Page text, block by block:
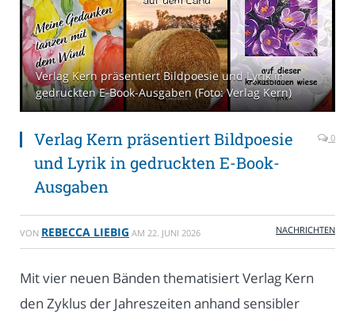
Verlag Kern präsentiert Bildpoesie und Lyrik in
gedruckten E-Book-Ausgaben (Foto: Verlag Kern)
Verlag Kern präsentiert Bildpoesie
und Lyrik in gedruckten E-Book-
Ausgaben
0
VON REBECCA LIEBIG AM 22. JUNI 2026 NACHRICHTEN
Mit vier neuen Bänden thematisiert Verlag Kern
den Zyklus der Jahreszeiten anhand sensibler